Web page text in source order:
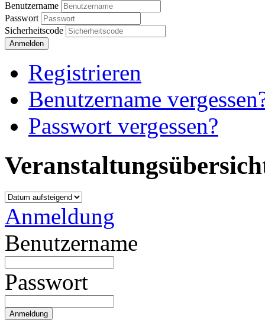
Benutzername
Passwort
Sicherheitscode
Anmelden
Registrieren
Benutzername
Passwort vergessen?
Anmeldung
Benutzername
Passwort
Anmeldung